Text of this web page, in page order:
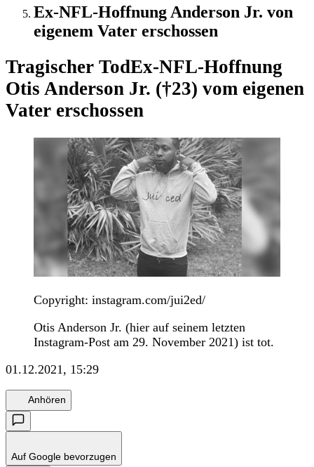
Ex-NFL-Hoffnung Anderson Jr. von
eigenem Vater erschossen
Tragischer TodEx-NFL-Hoffnung
Otis Anderson Jr. (†23) vom eigenen
Vater erschossen
Copyright: instagram.com/jui2ed/
Otis Anderson Jr. (hier auf seinem letzten
Instagram-Post am 29. November 2021) ist tot.
01.12.2021, 15:29
Anhören
Auf Google bevorzugen